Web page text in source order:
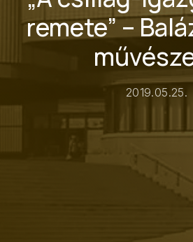
remete” –
2019.05.25.